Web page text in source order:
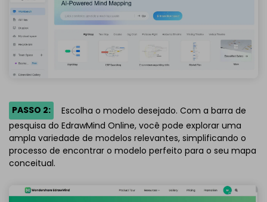
PASSO 2:
Escolha o modelo desejado. Com a barra de
pesquisa do EdrawMind Online, você pode explorar uma
ampla variedade de modelos relevantes, simplificando o
processo de encontrar o modelo perfeito para o seu mapa
conceitual.